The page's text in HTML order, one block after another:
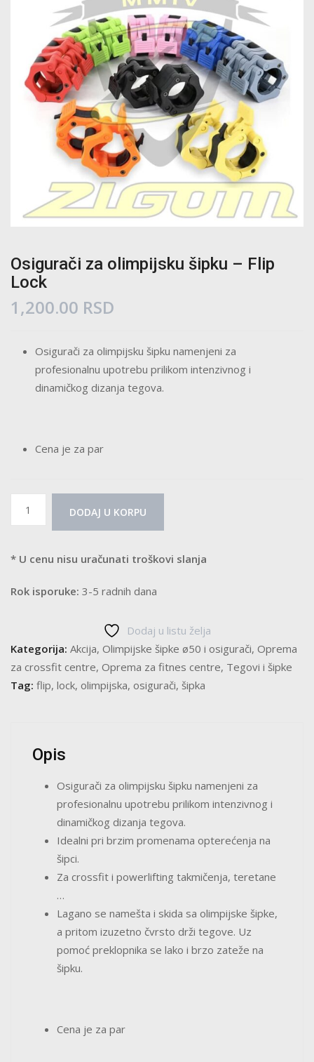
Osigurači za olimpijsku šipku – Flip
Lock
1,200.00 RSD
Osigurači za olimpijsku šipku namenjeni za
profesionalnu upotrebu prilikom intenzivnog i
dinamičkog dizanja tegova.
Cena je za par
šipku
Flip
DODAJ U KORPU
* U cenu nisu uračunati troškovi slanja
Rok isporuke: 3-5 radnih dana
Dodaj u listu želja
Kategorija: Akcija, Olimpijske šipke ø50 i osigurači, Oprema
za crossfit centre, Oprema za fitnes centre, Tegovi i šipke
Tag: flip, lock, olimpijska, osigurači, šipka
Opis
Osigurači za olimpijsku šipku namenjeni za
profesionalnu upotrebu prilikom intenzivnog i
dinamičkog dizanja tegova.
Idealni pri brzim promenama opterećenja na
šipci.
Za crossfit i powerlifting takmičenja, teretane
…
Lagano se namešta i skida sa olimpijske šipke,
a pritom izuzetno čvrsto drži tegove. Uz
pomoć preklopnika se lako i brzo zateže na
šipku.
Cena je za par